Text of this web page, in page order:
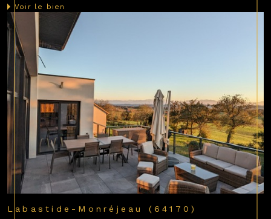
Voir le bien
Labastide-Monréjeau (64170)